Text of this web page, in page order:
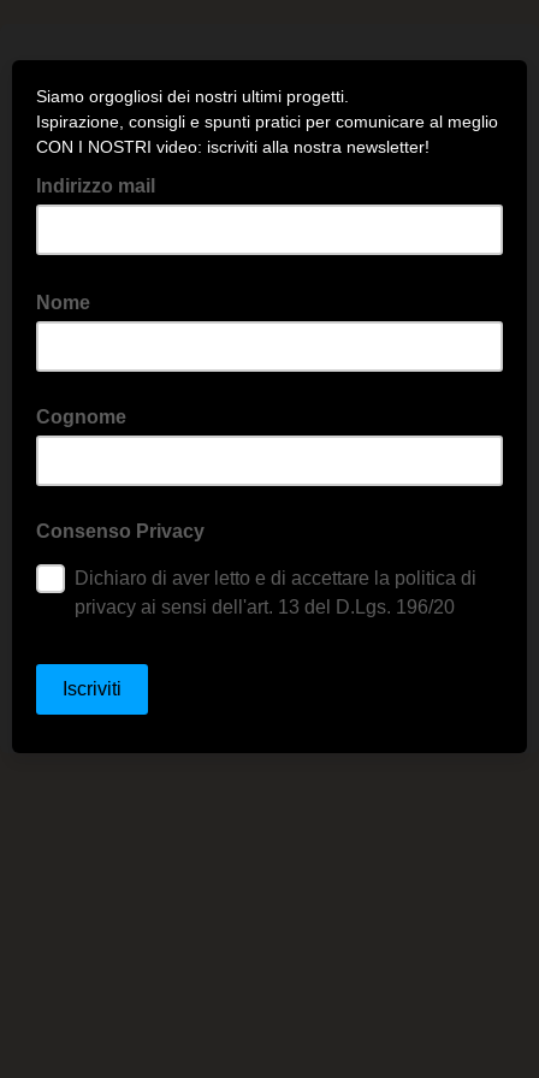
Siamo orgogliosi dei nostri ultimi progetti.
Ispirazione, consigli e spunti pratici per comunicare al meglio
CON I NOSTRI video: iscriviti alla nostra newsletter!
Indirizzo mail
Nome
Cognome
Consenso Privacy
Dichiaro di aver letto e di accettare la politica di
privacy ai sensi dell'art. 13 del D.Lgs. 196/20